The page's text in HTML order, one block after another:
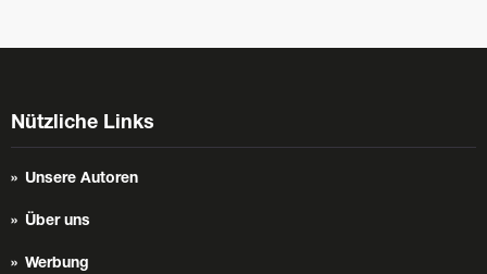
Nützliche Links
Unsere Autoren
Über uns
Werbung